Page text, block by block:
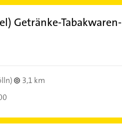
Getränke-Tabakwaren-
3,1 km